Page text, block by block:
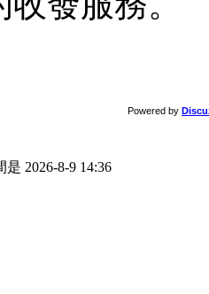
Powered by
2026-8-9 14:36